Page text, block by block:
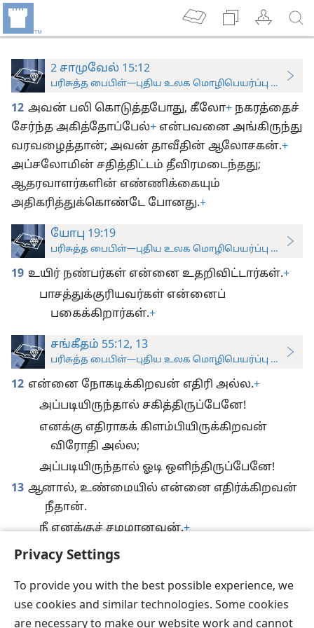
Privacy Settings
To provide you with the best possible experience, we
use cookies and similar technologies. Some cookies
are necessary to make our website work and cannot
2 சாமுவேல் 15:12
பரிசுத்த பைபிள்—புதிய உலக மொழிபெயர்ப்பு
12 அவன் பலி கொடுத்தபோது, கீலோ+ நகரத்தைச்
சேர்ந்த அகித்தோப்பேல்+ என்பவனை அங்கிருந்து
வரவழைத்தான்; அவன் தாவீதின் ஆலோசகன்.+
அப்சலோமின் சதித்திட்டம் தீவிரமடைந்தது;
ஆதரவாளர்களின் எண்ணிக்கையும்
அதிகரித்துக்கொண்டே போனது.+
யோபு 19:19
பரிசுத்த பைபிள்—புதிய உலக மொழிபெயர்ப்பு
19 உயிர் நண்பர்கள் என்னை உதறிவிட்டார்கள்.+
பாசத்துக்குரியவர்கள் என்னைப்
பகைக்கிறார்கள்.+
சங்கீதம் 55:12, 13
பரிசுத்த பைபிள்—புதிய உலக மொழிபெயர்ப்பு
12 என்னை நோகடிக்கிறவன் எதிரி அல்ல.+
அப்படியிருந்தால் சகித்திருப்பேனே!
எனக்கு எதிராகக் கிளம்பியிருக்கிறவன்
விரோதி அல்ல;
அப்படியிருந்தால் ஓடி ஒளிந்திருப்பேனே!
13 ஆனால், உண்மையில் என்னை எதிர்க்கிறவன்
நீதான்.
நீ எனக்குச் சமமானவன்.+
எனக்கு நன்றாகப் பழக்கப்பட்டவன்.